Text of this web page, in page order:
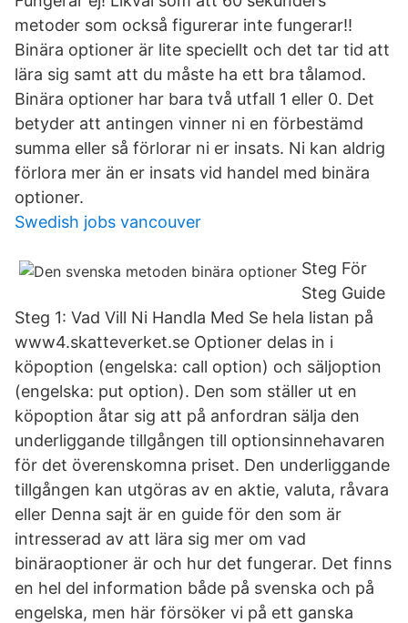
metoder som också figurerar inte fungerar!!
Binära optioner är lite speciellt och det tar tid att
lära sig samt att du måste ha ett bra tålamod.
Binära optioner har bara två utfall 1 eller 0. Det
betyder att antingen vinner ni en förbestämd
summa eller så förlorar ni er insats. Ni kan aldrig
förlora mer än er insats vid handel med binära
optioner.
Swedish jobs vancouver
Steg För
Steg Guide
Steg 1: Vad Vill Ni Handla Med Se hela listan på
www4.skatteverket.se Optioner delas in i
köpoption (engelska: call option) och säljoption
(engelska: put option). Den som ställer ut en
köpoption åtar sig att på anfordran sälja den
underliggande tillgången till optionsinnehavaren
för det överenskomna priset. Den underliggande
tillgången kan utgöras av en aktie, valuta, råvara
eller Denna sajt är en guide för den som är
intresserad av att lära sig mer om vad
binäraoptioner är och hur det fungerar. Det finns
en hel del information både på svenska och på
engelska, men här försöker vi på ett ganska